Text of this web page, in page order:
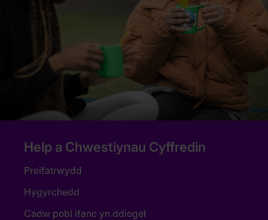
Help a Chwestiynau Cyffredin
Preifatrwydd
Hygyrchedd
Cadw pobl ifanc yn ddiogel